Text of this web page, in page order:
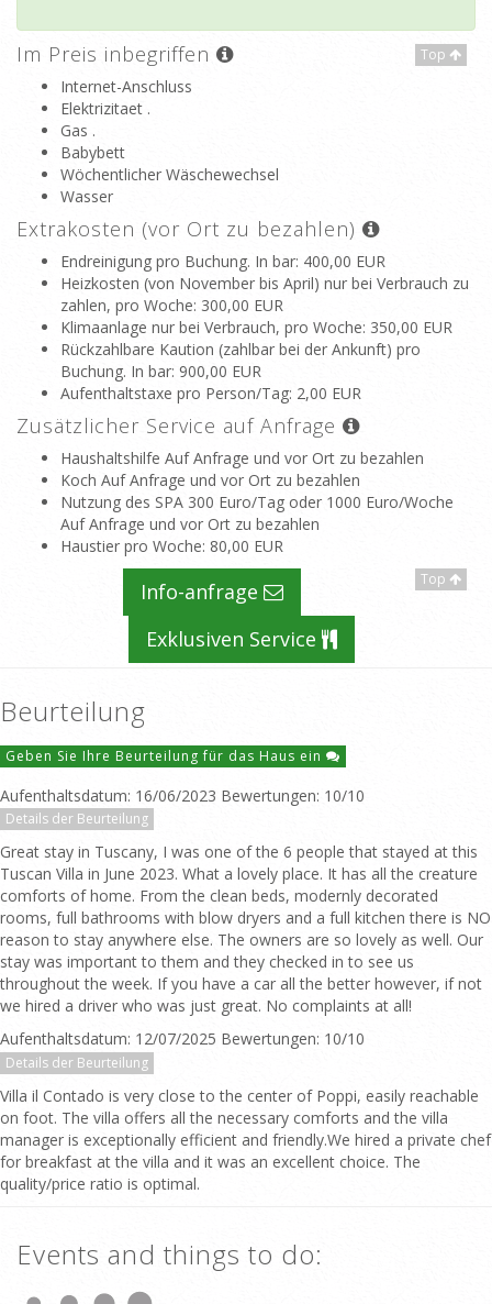
Top
Im Preis inbegriffen
Internet-Anschluss
Elektrizitaet .
Gas .
Babybett
Wöchentlicher Wäschewechsel
Wasser
Extrakosten (vor Ort zu bezahlen)
Endreinigung pro Buchung. In bar: 400,00 EUR
Heizkosten (von November bis April) nur bei Verbrauch zu
zahlen, pro Woche: 300,00 EUR
Klimaanlage nur bei Verbrauch, pro Woche: 350,00 EUR
Rückzahlbare Kaution (zahlbar bei der Ankunft) pro
Buchung. In bar: 900,00 EUR
Aufenthaltstaxe pro Person/Tag: 2,00 EUR
Zusätzlicher Service auf Anfrage
Haushaltshilfe Auf Anfrage und vor Ort zu bezahlen
Koch Auf Anfrage und vor Ort zu bezahlen
Nutzung des SPA 300 Euro/Tag oder 1000 Euro/Woche
Auf Anfrage und vor Ort zu bezahlen
Haustier pro Woche: 80,00 EUR
Top
Info-anfrage
Exklusiven Service
Beurteilung
Geben Sie Ihre Beurteilung für das Haus ein
Aufenthaltsdatum: 16/06/2023 Bewertungen: 10/10
Details der Beurteilung
Great stay in Tuscany, I was one of the 6 people that stayed at this
Tuscan Villa in June 2023. What a lovely place. It has all the creature
comforts of home. From the clean beds, modernly decorated
rooms, full bathrooms with blow dryers and a full kitchen there is NO
reason to stay anywhere else. The owners are so lovely as well. Our
stay was important to them and they checked in to see us
throughout the week. If you have a car all the better however, if not
we hired a driver who was just great. No complaints at all!
Aufenthaltsdatum: 12/07/2025 Bewertungen: 10/10
Details der Beurteilung
Villa il Contado is very close to the center of Poppi, easily reachable
on foot. The villa offers all the necessary comforts and the villa
manager is exceptionally efficient and friendly.We hired a private chef
for breakfast at the villa and it was an excellent choice. The
quality/price ratio is optimal.
Events and things to do: